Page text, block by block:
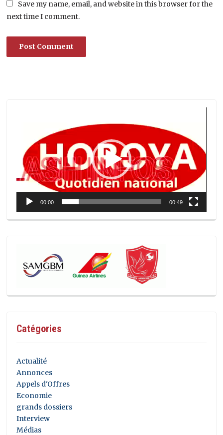
Save my name, email, and website in this browser for the
next time I comment.
00:00 00:49
Catégories
Actualité
Annonces
Appels d'Offres
Economie
grands dossiers
Interview
Médias